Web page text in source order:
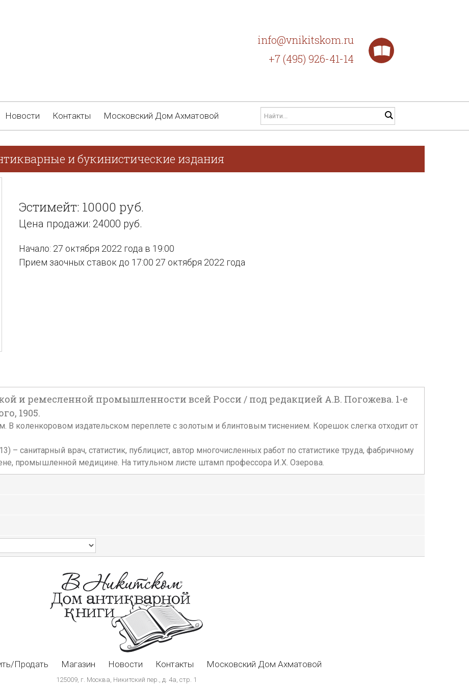
info@vnikitskom.ru
+7 (495) 926-41-14
Новости Контакты Московский Дом Ахматовой
и букинистические издания
Эстимейт: 10000 руб.
Цена продажи: 24000 руб.
Начало: 27 октября 2022 года в 19:00
Прием заочных ставок до 17:00 27 октября 2022 года
и ремесленной промышленности всей Росси / под редакцией А.В. Погожева. 1-е
1905.
В коленкоровом издательском переплете с золотым и блинтовым тиснением. Корешок слегка отходит от
– санитарный врач, статистик, публицист, автор многочисленных работ по статистике труда, фабричному
промышленной медицине. На титульном листе штамп профессора И.Х. Озерова.
Продать Магазин Новости Контакты Московский Дом Ахматовой
125009, г. Москва, Никитский пер., д. 4а, стр. 1